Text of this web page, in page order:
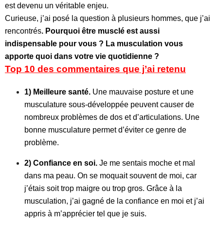
est devenu un véritable enjeu.
Curieuse, j’ai posé la question à plusieurs hommes, que j’ai
rencontrés. Pourquoi être musclé est aussi
indispensable pour vous ? La musculation vous
apporte quoi dans votre vie quotidienne ?
Top 10 des commentaires que j’ai retenu
1) Meilleure santé. Une mauvaise posture et une
musculature sous-développée peuvent causer de
nombreux problèmes de dos et d’articulations. Une
bonne musculature permet d’éviter ce genre de
problème.
2) Confiance en soi. Je me sentais moche et mal
dans ma peau. On se moquait souvent de moi, car
j’étais soit trop maigre ou trop gros. Grâce à la
musculation, j’ai gagné de la confiance en moi et j’ai
appris à m’apprécier tel que je suis.